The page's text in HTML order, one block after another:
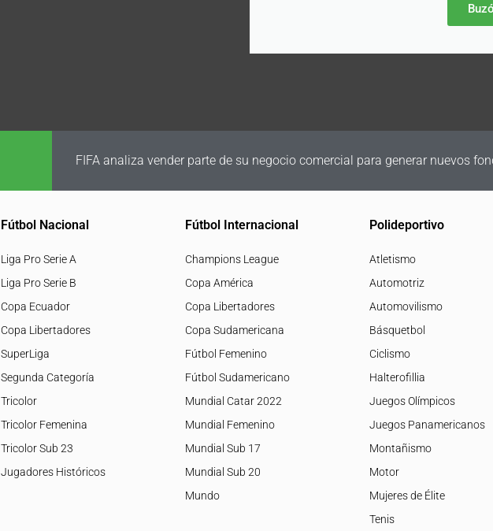
FIFA analiza vender parte de su negocio comercial para generar nuevos
Fútbol Nacional
Liga Pro Serie A
Liga Pro Serie B
Copa Ecuador
Copa Libertadores
SuperLiga
Segunda Categoría
Tricolor
Tricolor Femenina
Tricolor Sub 23
Jugadores Históricos
Fútbol Internacional
Champions League
Copa América
Copa Libertadores
Copa Sudamericana
Fútbol Femenino
Fútbol Sudamericano
Mundial Catar 2022
Mundial Femenino
Mundial Sub 17
Mundial Sub 20
Mundo
Polideportivo
Atletismo
Automotriz
Automovilismo
Básquetbol
Ciclismo
Halterofillia
Juegos Olímpicos
Juegos Panamericanos
Montañismo
Motor
Mujeres de Élite
Tenis